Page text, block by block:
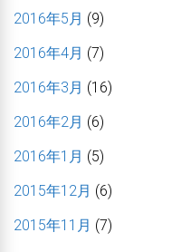
2016年5月 (9)
2016年4月 (7)
2016年3月 (16)
2016年2月 (6)
2016年1月 (5)
2015年12月 (6)
2015年11月 (7)